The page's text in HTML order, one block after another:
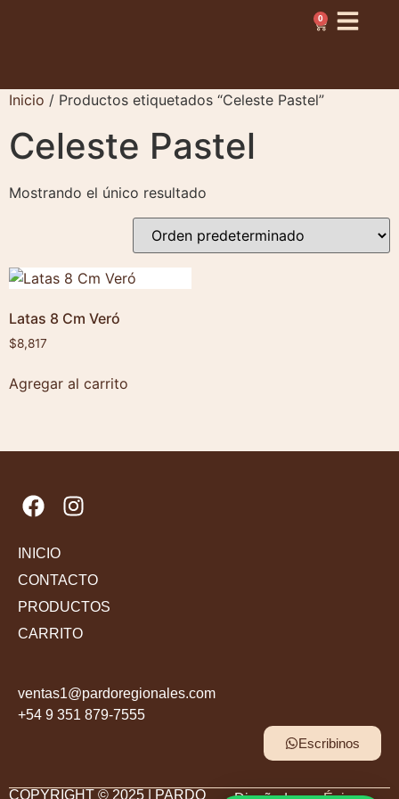
0
Inicio / Productos etiquetados “Celeste Pastel”
Celeste Pastel
Mostrando el único resultado
Latas 8 Cm Veró
$8,817
Agregar al carrito
INICIO
CONTACTO
PRODUCTOS
CARRITO
ventas1@pardoregionales.com
+54 9 351 879-7555
Escribinos
COPYRIGHT © 2025 | PARDO